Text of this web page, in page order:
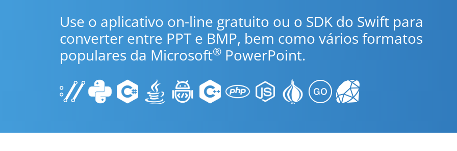
Use o aplicativo on-line gratuito ou o SDK do Swift para
converter entre PPT e BMP, bem como vários formatos
populares da Microsoft® PowerPoint.